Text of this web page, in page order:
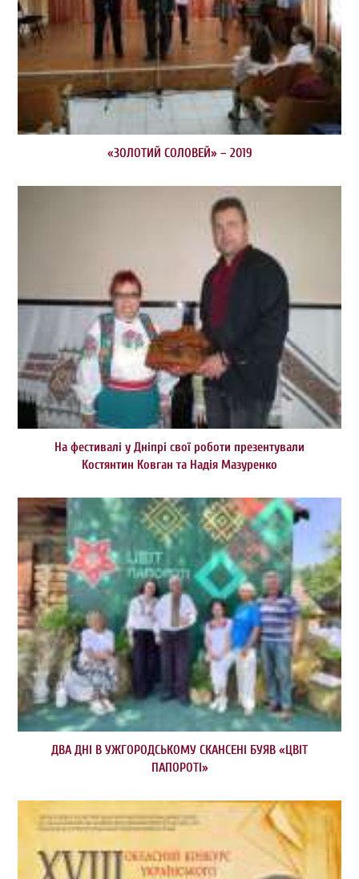
«ЗОЛОТИЙ СОЛОВЕЙ» – 2019
На фестивалі у Дніпрі свої роботи презентували
Костянтин Ковган та Надія Мазуренко
ДВА ДНІ В УЖГОРОДСЬКОМУ СКАНСЕНІ БУЯВ «ЦВІТ
ПАПОРОТІ»